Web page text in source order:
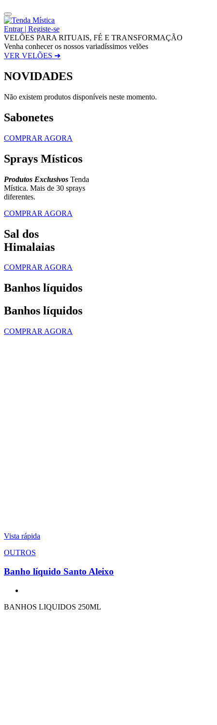
Entrar | Registe-se
VELÕES PARA RITUAIS, FÉ E TRANSFORMAÇÃO
Venha conhecer os nossos variadíssimos velões
VER VELÕES ➜
NOVIDADES
Não existem produtos disponíveis neste momento.
Sabonetes
COMPRAR AGORA
Sprays Místicos
Produtos Exclusivos Tenda
Mística. Mais de 30 sprays
diferentes.
COMPRAR AGORA
Sal dos
Himalaias
COMPRAR AGORA
Banhos líquidos
Banhos líquidos
COMPRAR AGORA
Vista rápida
OUTROS
Banho líquido Santo Aleixo
BANHOS LIQUIDOS 250ML